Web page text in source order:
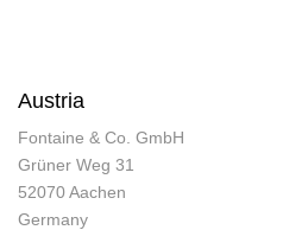
Austria
Fontaine & Co. GmbH
Grüner Weg 31
52070 Aachen
Germany